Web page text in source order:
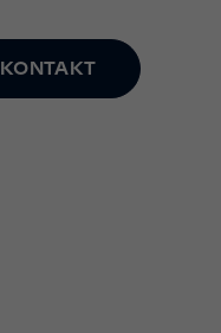
KONTAKT